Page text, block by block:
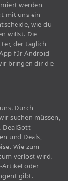
werden
mit uns ein
wie du
willst. Die
der täglich
für Android
bringen dir die
Durch
suchen müssen,
DealGott
und Deals,
Wie zum
verlost wird.
Artikel oder
gibt.